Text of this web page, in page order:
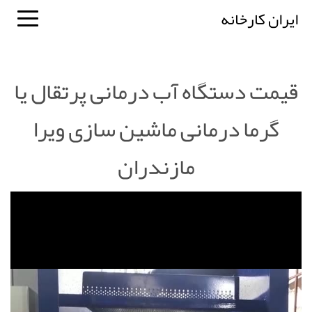
ایران کارخانه
قیمت دستگاه آب درمانی پرتقال یا
گرما درمانی ماشین سازی ویرا
مازندران